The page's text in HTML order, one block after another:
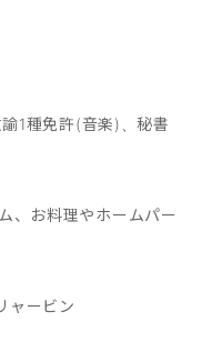
1種免許(音楽)、秘書
、お料理やホームパー
ャービン